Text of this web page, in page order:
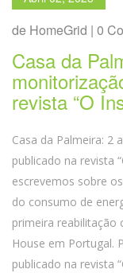
de HomeGrid | 0
Casa da
revista “O
Casa da Palmeira: 2
publicado na revista
escrevemos sobre
do consumo de
primeira reabilitação
House em Portugal.
publicado na revista